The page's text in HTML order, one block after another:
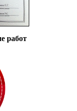
работ